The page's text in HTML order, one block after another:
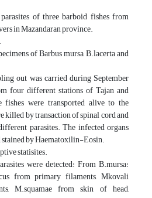
of three barboid fishes from
in Mazandaran province.
of Barbus mursa, B.lacerta and
out was carried during September
four different stations of Tajan and
were transported alive to the
killed by transaction of spinal cord and
parasites. The infected organs
by Haematoxilin-Eosin.
statisites.
were detected: From B.mursa:
from primary filaments, Mkovali
M.squamae from skin of head,